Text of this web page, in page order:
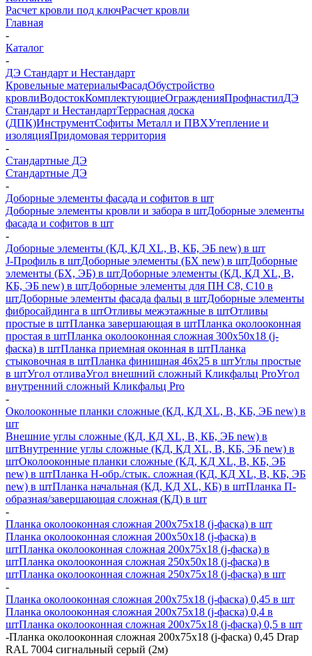
Расчет кровли под ключРасчет кровли
Главная
-
Каталог
-
ДЭ Стандарт и Нестандарт
Кровельные материалыФасадОбустройство
кровлиВодостокКомплектующиеОгражденияПрофнастилДЭ
Стандарт и НестандартТеррасная доска
(ДПК)ИнструментСофиты Металл и ПВХУтепление и
изоляцияПридомовая территория
-
Стандартные ДЭ
Стандартные ДЭ
-
Доборные элементы фасада и софитов в шт
Доборные элементы кровли и забора в штДоборные элементы
фасада и софитов в шт
-
Доборные элементы (КД, КД XL, В, КБ, ЭБ new) в шт
J-Профиль в штДоборные элементы (БХ new) в штДоборные
элементы (БХ, ЭБ) в штДоборные элементы (КД, КД XL, В,
КБ, ЭБ new) в штДоборные элементы для ПН С8, С10 в
штДоборные элементы фасада фальц в штДоборные элементы
фибросайдинга в штОтливы межэтажные в штОтливы
простые в штПланка завершающая в штПланка околооконная
простая в штПланка околооконная сложная 300х50х18 (j-
фаска) в штПланка приемная оконная в штПланка
стыковочная в штПланка финишная 46х25 в штУглы простые
в штУгол отливаУгол внешний сложный Кликфальц ProУгол
внутренний сложный Кликфальц Pro
-
Околооконные планки сложные (КД, КД XL, В, КБ, ЭБ new) в
шт
Внешние углы сложные (КД, КД XL, В, КБ, ЭБ new) в
штВнутренние углы сложные (КД, КД XL, В, КБ, ЭБ new) в
штОколооконные планки сложные (КД, КД XL, В, КБ, ЭБ
new) в штПланка H-обр./стык. сложная (КД, КД XL, В, КБ, ЭБ
new) в штПланка начальная (КД, КД XL, КБ) в штПланка П-
образная/завершающая сложная (КД) в шт
-
Планка околооконная сложная 200х75х18 (j-фаска) в шт
Планка околооконная сложная 200х50х18 (j-фаска) в
штПланка околооконная сложная 200х75х18 (j-фаска) в
штПланка околооконная сложная 250х50х18 (j-фаска) в
штПланка околооконная сложная 250х75х18 (j-фаска) в шт
-
Планка околооконная сложная 200х75х18 (j-фаска) 0,45 в шт
Планка околооконная сложная 200х75х18 (j-фаска) 0,4 в
штПланка околооконная сложная 200х75х18 (j-фаска) 0,5 в шт
-Планка околооконная сложная 200х75х18 (j-фаска) 0,45 Drap
RAL 7004 сигнальный серый (2м)